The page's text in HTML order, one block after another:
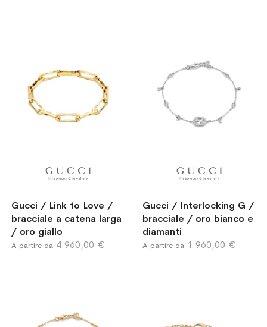
Gucci / Link to Love /
bracciale a catena larga
/ oro giallo
A partire da 4.960,00 €
Gucci / Interlocking G /
bracciale / oro bianco e
diamanti
A partire da 1.960,00 €